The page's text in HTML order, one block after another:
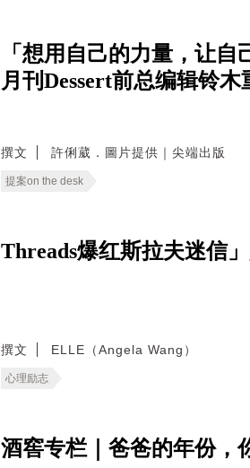
「想用自己的力量，让
月刊Dessert前总编辑铃木
撰文 許俐葳．圖片提供｜尖端出版
提案on the desk
Threads爆红斯拉夫迷信
撰文 ELLE（Angela Wang）
心理励志
酒窖专栏｜爸爸的年份，